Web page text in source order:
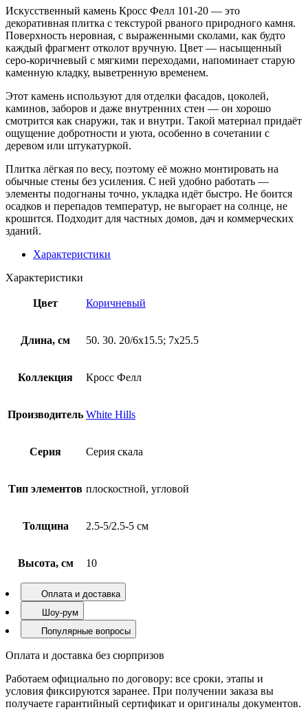
Искусственный камень Кросс Фелл 101-20 — это
декоративная плитка с текстурой рваного природного камня.
Поверхность неровная, с выраженными сколами, как будто
каждый фрагмент отколот вручную. Цвет — насыщенный
серо-коричневый с мягкими переходами, напоминает старую
каменную кладку, выветренную временем.
Этот камень используют для отделки фасадов, цоколей,
каминов, заборов и даже внутренних стен — он хорошо
смотрится как снаружи, так и внутри. Такой материал придаёт
ощущение добротности и уюта, особенно в сочетании с
деревом или штукатуркой.
Плитка лёгкая по весу, поэтому её можно монтировать на
обычные стены без усиления. С ней удобно работать —
элементы подогнаны точно, укладка идёт быстро. Не боится
осадков и перепадов температур, не выгорает на солнце, не
крошится. Подходит для частных домов, дач и коммерческих
зданий.
Характеристики
Характеристики
Цвет Коричневый
Длина, см 50. 30. 20/6х15.5; 7х25.5
Коллекция Кросс Фелл
Производитель White Hills
Серия Серия скала
Тип элементов плоскостной, угловой
Толщина 2.5-5/2.5-5 см
Высота, см 10
Оплата и доставка
Шоу-рум
Популярные вопросы
Оплата и доставка без сюрпризов
Работаем официально по договору: все сроки, этапы и
условия фиксируются заранее. При получении заказа вы
получаете гарантийный сертификат и оригиналы документов.